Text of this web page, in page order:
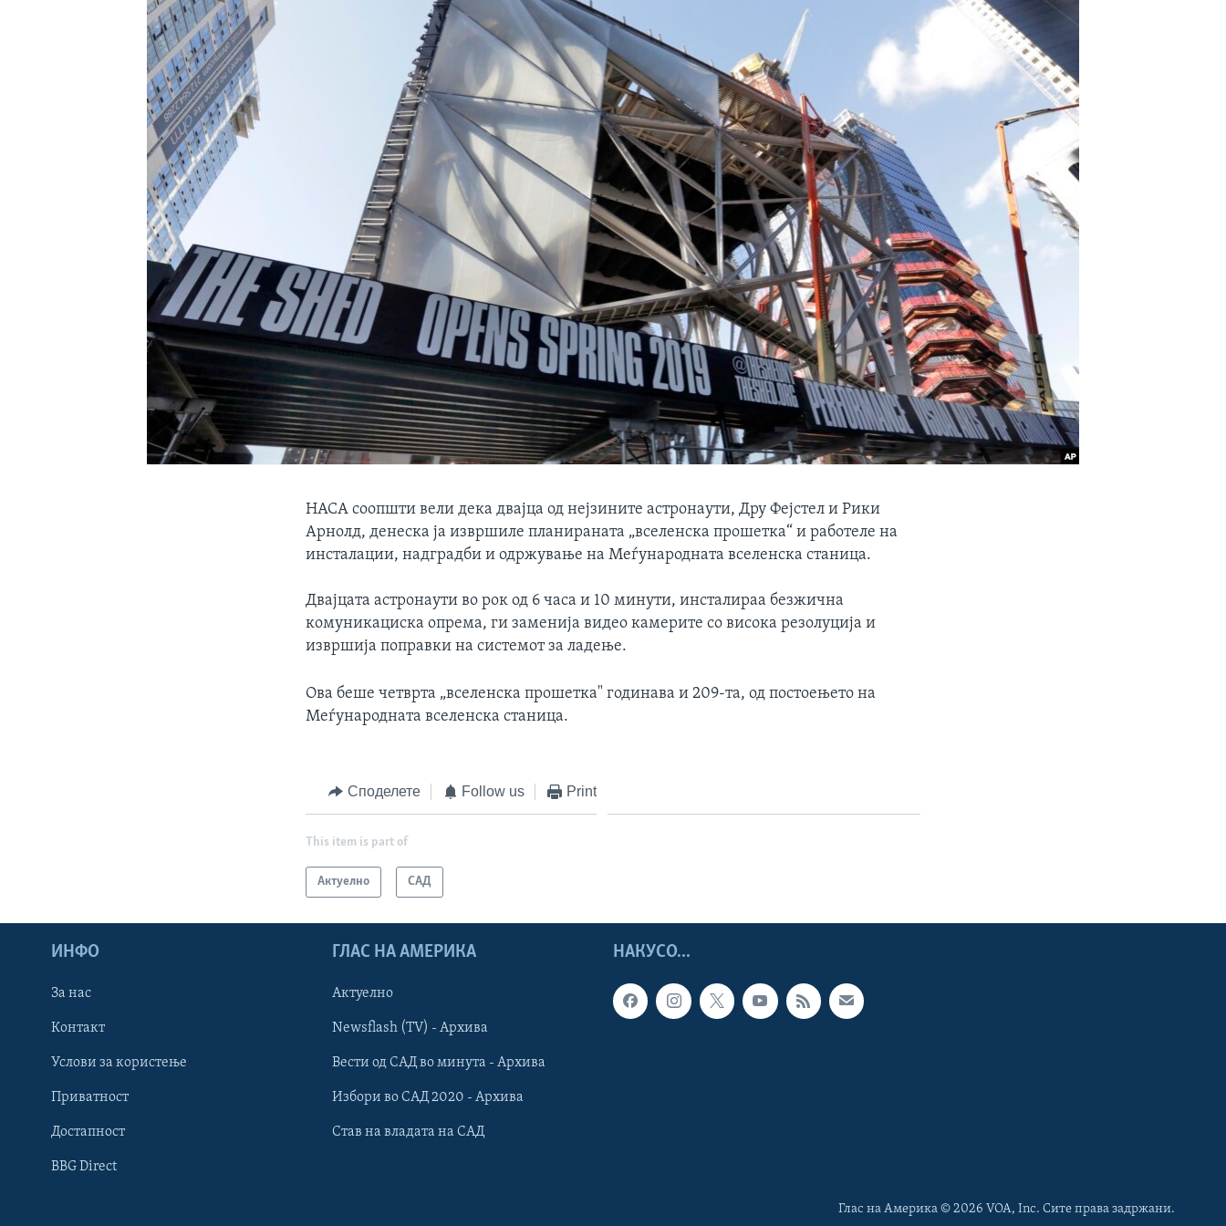
Learning English
НАКУСО...
НАСА соопшти вели дека двајца од нејзините астронаути, Дру Фејстел и Рики
Арнолд, денеска ја извршиле планираната „вселенска прошетка“ и работеле на
инсталации, надградби и одржување на Меѓународната вселенска станица.
Двајцата астронаути во рок од 6 часа и 10 минути, инсталираа безжична
комуникациска опрема, ги заменија видео камерите со висока резолуција и
извршија поправки на системот за ладење.
Ова беше четврта „вселенска прошетка" годинава и 209-та, од постоењето на
Меѓународната вселенска станица.
Споделете Follow us Print
This item is part of
Актуелно САД
НАКУСО...
ИНФО
За нас
Контакт
Услови за користење
Приватност
Достапност
BBG Direct
ГЛАС НА АМЕРИКА
Актуелно
Newsflash (TV) - Архива
Вести од САД во минута - Архива
Избори во САД 2020 - Архива
Став на владата на САД
Глас на Америка © 2026 VOA, Inc. Сите права задржани.